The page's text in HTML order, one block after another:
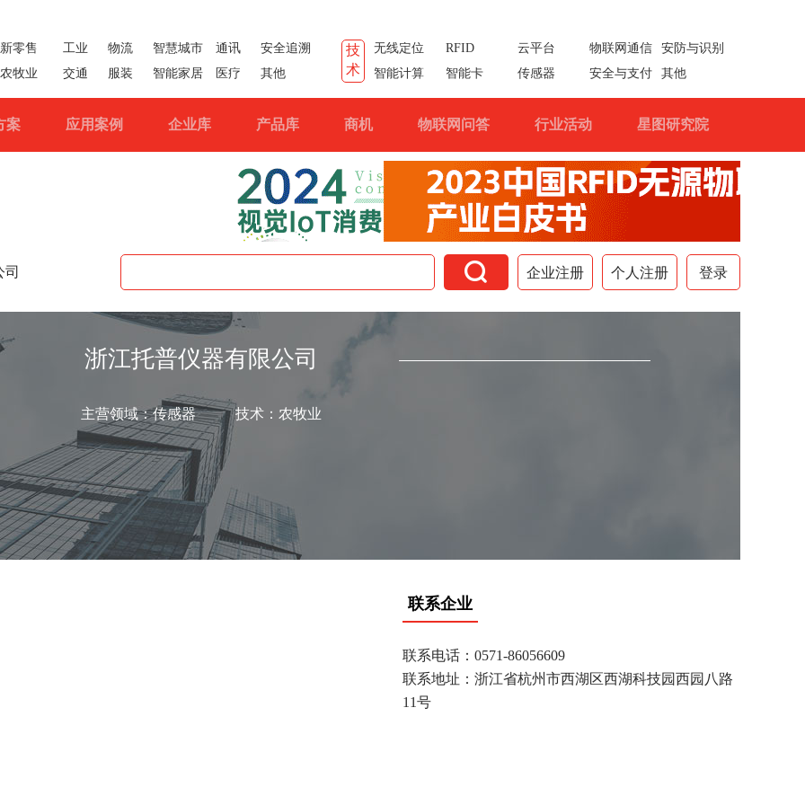
新零售 工业 物流 智慧城市 通讯
安全追溯
农牧业
交通 服装 智能家居 医疗 其他
技
术
无线定位 RFID 云平台 物联网通信
安防与识别
智能计算
智能卡 传感器 安全与支付 其他
案 应用案例 企业库 产品库 商机 物联网问答 行业活动 星图研究院
 企业注册 个人注册 登录
浙江托普仪器有限公司
主营领域：传感器 技术：农牧业
联系企业
联系电话：0571-86056609
联系地址：浙江省杭州市西湖区西湖科技园西园八路
11号